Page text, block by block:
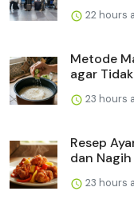
22 hours
Metode
agar
23 hours
Resep
dan Nagih
23 hours